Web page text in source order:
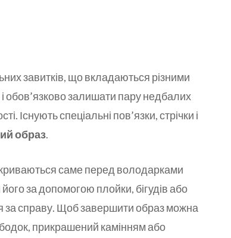
завитків, що вкладаються різними
обов’язково залишати пару недбалих
Існують спеціальні пов’язки, стрічки і
образ.
саме перед володарками
за допомогою плойки, бігудів або
за справу. Щоб завершити образ можна
прикрашений камінням або